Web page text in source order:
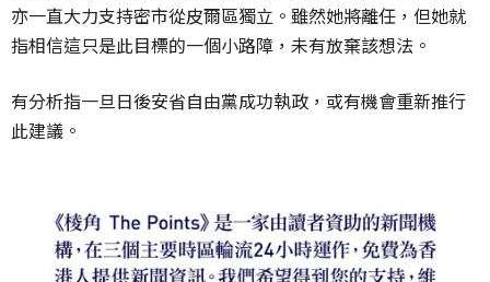
亦一直大力支持密市從皮爾區獨立。雖然她將離任，但她就
指相信這只是此目標的一個小路障，未有放棄該想法。
有分析指一旦日後安省自由黨成功執政，或有機會重新推行
此建議。